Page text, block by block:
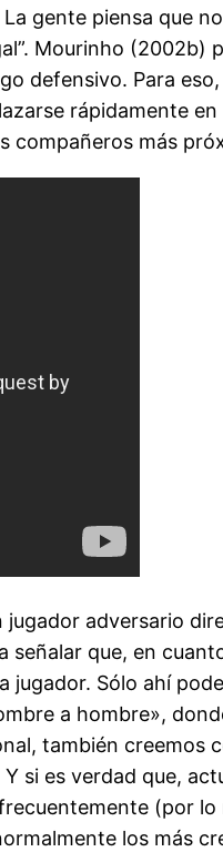
gente piensa que
Mourinho (2002b)
defensivo. Para
rápidamente
compañeros más
adversario
que, en
jugador. Sólo ahí
a hombre»,
también creemos
si es verdad que,
(por
los más